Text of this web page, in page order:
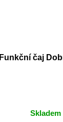
Funkční čaj
Skladem